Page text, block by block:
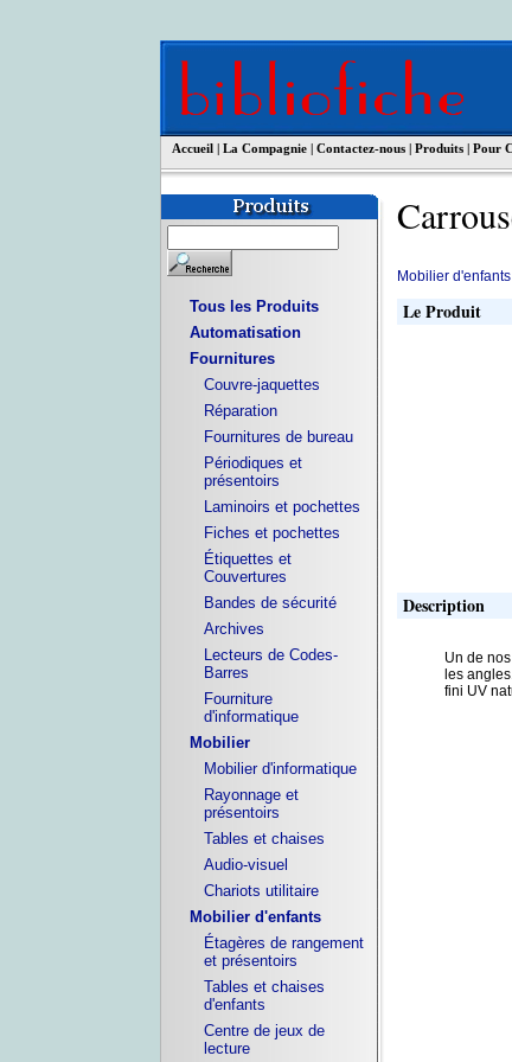
Accueil | La Compagnie | Contactez-nous | Produits | Pour
Tous les Produits
Automatisation
Fournitures
Couvre-jaquettes
Réparation
Fournitures de bureau
Périodiques et
présentoirs
Laminoirs et pochettes
Fiches et pochettes
Étiquettes et
Couvertures
Bandes de sécurité
Archives
Lecteurs de Codes-
Barres
Fourniture
d'informatique
Mobilier
Mobilier d'informatique
Rayonnage et
présentoirs
Tables et chaises
Audio-visuel
Chariots utilitaire
Mobilier d'enfants
Étagères de rangement
et présentoirs
Tables et chaises
d'enfants
Centre de jeux de
lecture
Mobilier d'enfants
Le Produit
Description
Un de
les
fini UV